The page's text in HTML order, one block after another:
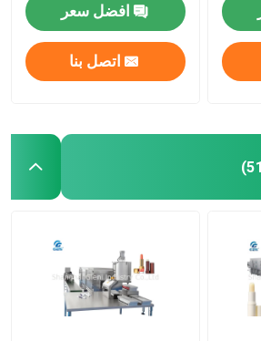
افضل سعر
اتصل بنا